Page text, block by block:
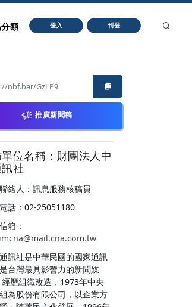
類 登入 刊登
推廣新聞稿
位名稱：財團法人中
社
絡人：訊息服務核稿員
話：02-25051180
箱：
訊社是中華民國的國家通訊
台灣最具影響力的新聞媒
歷組織改造，1973年中央
為股份有限公司，以企業方